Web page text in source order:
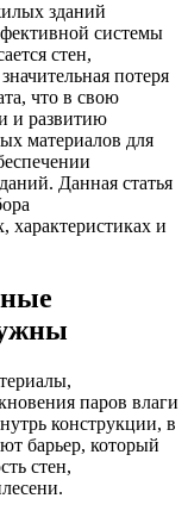
зданий
системы
стен,
потеря
что в свою
и развитию
материалов для
Данная статья
характеристиках и
паров влаги
конструкции, в
барьер, который
стен,